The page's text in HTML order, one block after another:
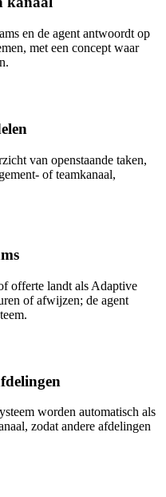
en de agent antwoordt op
met een concept waar
van openstaande taken,
of teamkanaal,
offerte landt als Adaptive
of afwijzen; de agent
worden automatisch als
zodat andere afdelingen